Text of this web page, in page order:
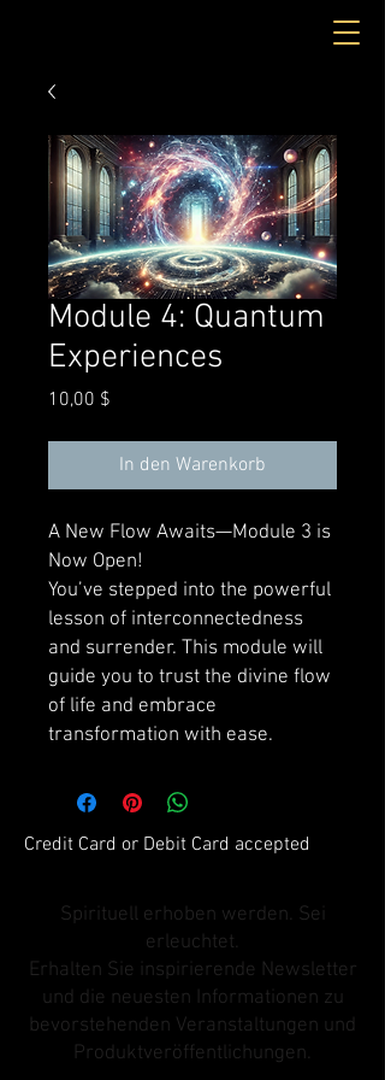
Module 4: Quantum
Experiences
10,00 $
In den Warenkorb
A New Flow Awaits—Module 3 is
Now Open!
You’ve stepped into the powerful
lesson of interconnectedness
and surrender. This module will
guide you to trust the divine flow
of life and embrace
transformation with ease.
Credit Card or Debit Card accepted
Spirituell erhoben werden. Sei
erleuchtet.
Erhalten Sie inspirierende Newsletter
und die neuesten Informationen zu
bevorstehenden Veranstaltungen und
Produktveröffentlichungen.